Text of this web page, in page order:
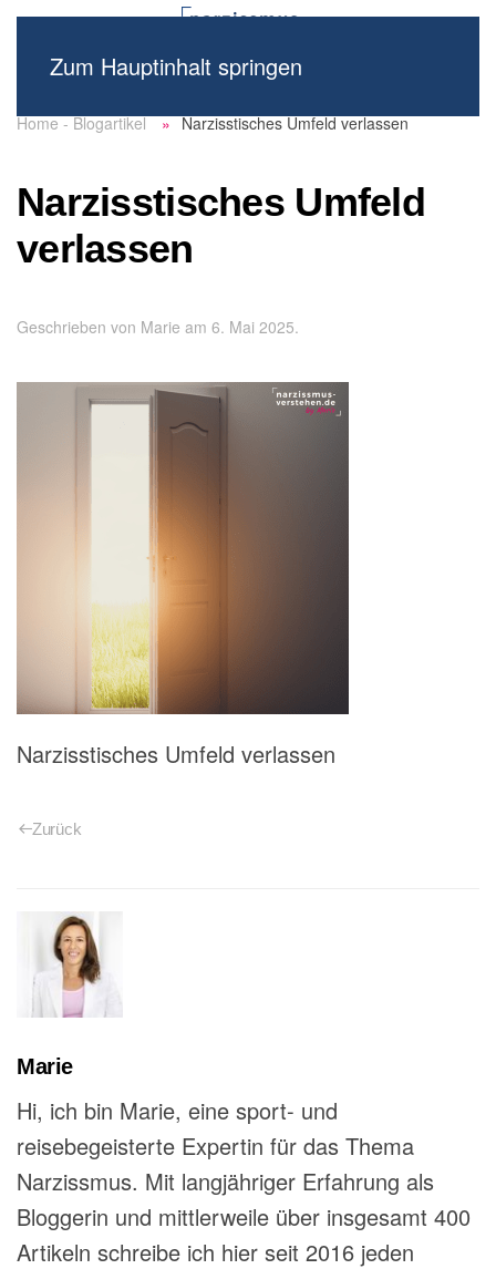
Zum Hauptinhalt springen
Home - Blogartikel Narzisstisches Umfeld verlassen
Narzisstisches Umfeld
verlassen
Geschrieben von Marie am 6. Mai 2025.
Narzisstisches Umfeld verlassen
Zurück
Marie
Hi, ich bin Marie, eine sport- und
reisebegeisterte Expertin für das Thema
Narzissmus. Mit langjähriger Erfahrung als
Bloggerin und mittlerweile über insgesamt 400
Artikeln schreibe ich hier seit 2016 jeden